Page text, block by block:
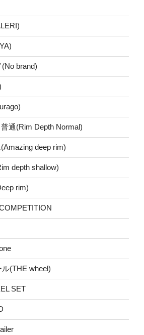
brand)
通(Rim Depth Normal)
deep rim)
depth shallow)
rim)
(THE wheel)
SET